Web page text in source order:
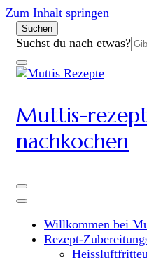
Zum Inhalt springen
Suchen
Suchen
nach:
Suchst du nach etwas?
Muttis-
nachkochen
Willkommen bei
Rezept-